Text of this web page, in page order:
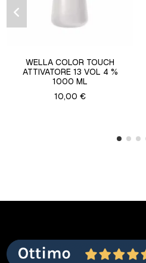
WELLA COLOR TOUCH
ATTIVATORE 13 VOL 4 %
1000 ML
10,00 €